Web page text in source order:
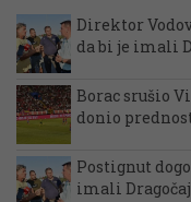
Direktor
da bi je imali
Borac srušio
donio
Postignut
imali